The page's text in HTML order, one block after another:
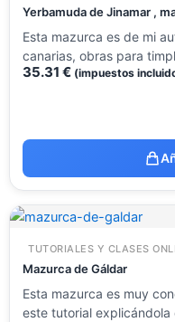
Yerbamuda de Jinamar ,
Esta mazurca es de mi
canarias, obras para
35.31 € (impuestos
TUTORIALES Y CLASES
Mazurca de Gáldar
Esta mazurca es muy
este tutorial